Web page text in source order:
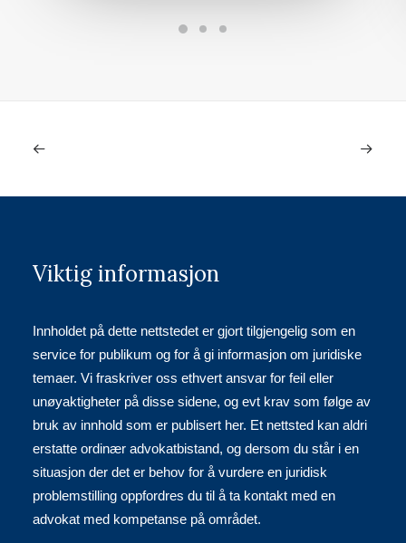
Viktig informasjon
Innholdet på dette nettstedet er gjort tilgjengelig som en
service for publikum og for å gi informasjon om juridiske
temaer. Vi fraskriver oss ethvert ansvar for feil eller
unøyaktigheter på disse sidene, og evt krav som følge av
bruk av innhold som er publisert her. Et nettsted kan aldri
erstatte ordinær advokatbistand, og dersom du står i en
situasjon der det er behov for å vurdere en juridisk
problemstilling oppfordres du til å ta kontakt med en
advokat med kompetanse på området.